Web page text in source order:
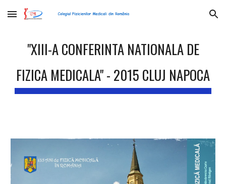
Skip to main content Skip to navigation
"XIII-A CONFERINTA NATIONALA DE
FIZICA MEDICALA" - 2015 CLUJ NAPOCA